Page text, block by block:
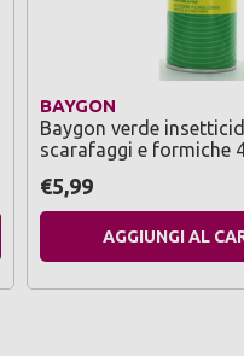
BAYGON
Baygon verde
scarafaggi e formiche
€5,99
AGGIUNGI AL